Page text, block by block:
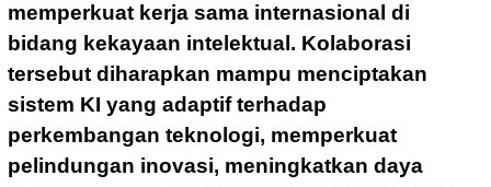
memperkuat kerja sama internasional di
bidang kekayaan intelektual. Kolaborasi
tersebut diharapkan mampu menciptakan
sistem KI yang adaptif terhadap
perkembangan teknologi, memperkuat
pelindungan inovasi, meningkatkan daya